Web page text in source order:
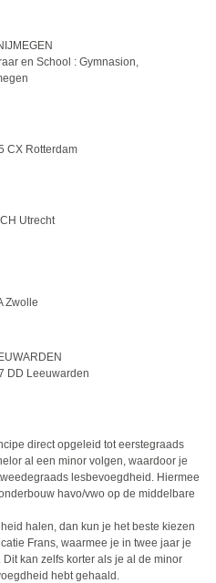
en School : Gymnasion,
CX Rotterdam
Utrecht
Zwolle
DD Leeuwarden
direct opgeleid tot eerstegraads
al een minor volgen, waardoor je
lesbevoegdheid. Hiermee
havo/vwo op de middelbare
halen, dan kun je het beste kiezen
Frans, waarmee je in twee jaar je
kan zelfs korter als je al de minor
hebt gehaald.